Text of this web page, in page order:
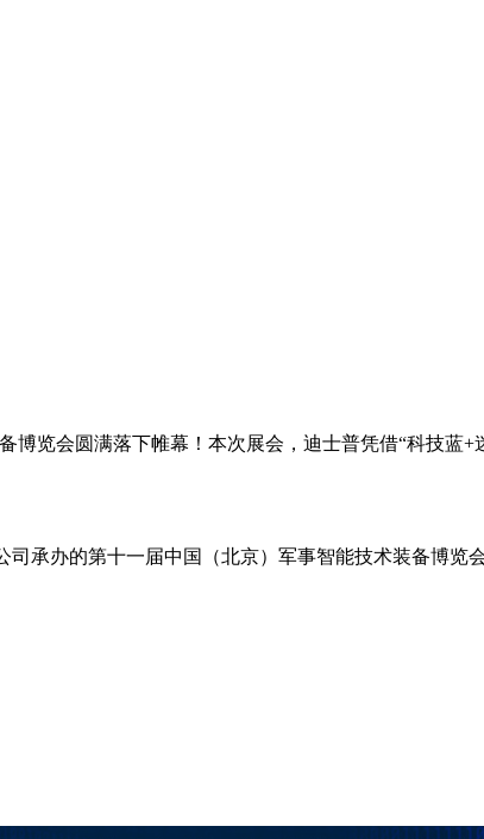
博览会圆满落下帷幕！本次展会，迪士普凭借“科技蓝
承办的第十一届中国（北京）军事智能技术装备博